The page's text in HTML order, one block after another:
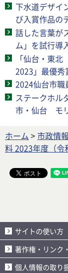
下水道デザイ
び入賞作品の
話した言葉が
ム」を試行導
「仙台・東
2023」最優秀
2024仙台市職
ステークホル
市・仙台 モ
ホーム >市政情報
料 2023年度（令
サイトの使い方
著作権・リンク
個人情報の取り